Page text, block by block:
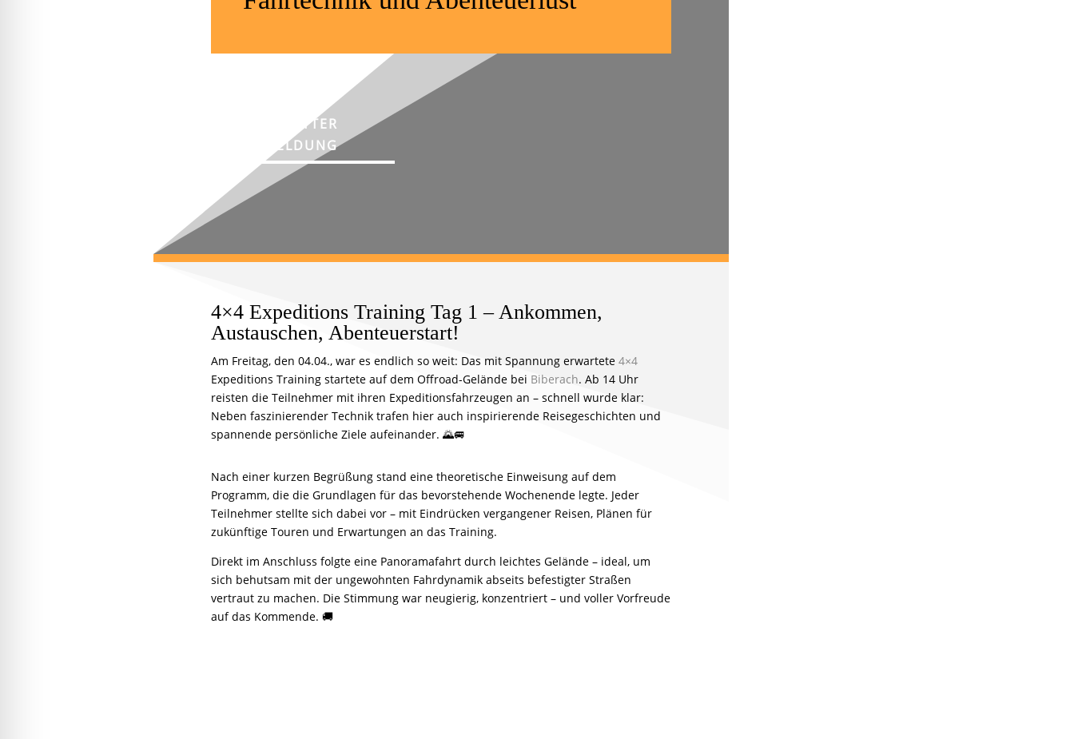
NEWSLETTER
ANMELDUNG
4×4 Expeditions Training Tag 1 – Ankommen,
Austauschen, Abenteuerstart!
Am Freitag, den 04.04., war es endlich so weit: Das mit Spannung erwartete 4×4
Expeditions Training startete auf dem Offroad-Gelände bei Biberach. Ab 14 Uhr
reisten die Teilnehmer mit ihren Expeditionsfahrzeugen an – schnell wurde klar:
Neben faszinierender Technik trafen hier auch inspirierende Reisegeschichten und
spannende persönliche Ziele aufeinander. 🌄🚐
Nach einer kurzen Begrüßung stand eine theoretische Einweisung auf dem
Programm, die die Grundlagen für das bevorstehende Wochenende legte. Jeder
Teilnehmer stellte sich dabei vor – mit Eindrücken vergangener Reisen, Plänen für
zukünftige Touren und Erwartungen an das Training.
Direkt im Anschluss folgte eine Panoramafahrt durch leichtes Gelände – ideal, um
sich behutsam mit der ungewohnten Fahrdynamik abseits befestigter Straßen
vertraut zu machen. Die Stimmung war neugierig, konzentriert – und voller Vorfreude
auf das Kommende. 🚚